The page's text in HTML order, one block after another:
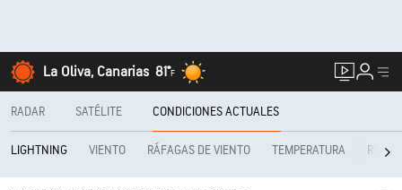
La Oliva, Canarias 81°F
RADAR SATÉLITE CONDICIONES ACTUALES
LIGHTNING VIENTO RÁFAGAS DE VIENTO TEMPERATURA